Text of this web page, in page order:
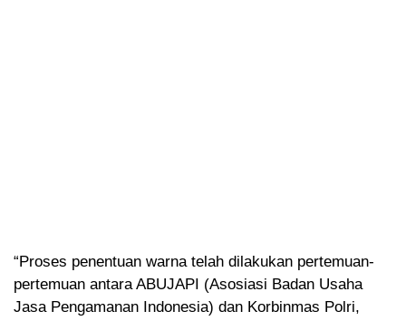
“Proses penentuan warna telah dilakukan pertemuan-
pertemuan antara ABUJAPI (Asosiasi Badan Usaha
Jasa Pengamanan Indonesia) dan Korbinmas Polri,